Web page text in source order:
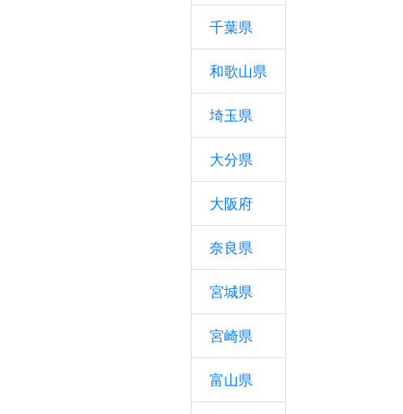
千葉県
和歌山県
埼玉県
大分県
大阪府
奈良県
宮城県
宮崎県
富山県